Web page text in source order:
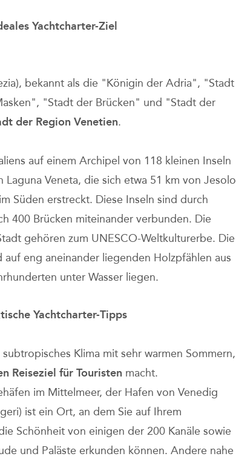
Yachtcharter-Ziel
bekannt als die "Königin der Adria", "Stadt
"Stadt der Brücken" und "Stadt der
der Region Venetien.
auf einem Archipel von 118 kleinen Inseln
Veneta, die sich etwa 51 km von Jesolo
Süden erstreckt. Diese Inseln sind durch
400 Brücken miteinander verbunden. Die
gehören zum UNESCO-Weltkulturerbe. Die
eng aneinander liegenden Holzpfählen aus
unter Wasser liegen.
Yachtcharter-Tipps
Klima mit sehr warmen Sommern,
Reiseziel für Touristen macht.
im Mittelmeer, der Hafen von Venedig
ist ein Ort, an dem Sie auf Ihrem
Schönheit von einigen der 200 Kanäle sowie
und Paläste erkunden können. Andere nahe